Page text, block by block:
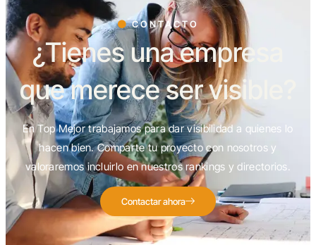
CONTACTO
¿Tienes una empresa
que merece ser visible?
En Top Mejor trabajamos para dar visibilidad a quienes lo
hacen bien. Comparte tu proyecto con nosotros y
valoraremos incluirlo en nuestros rankings y directorios.
Contactar ahora